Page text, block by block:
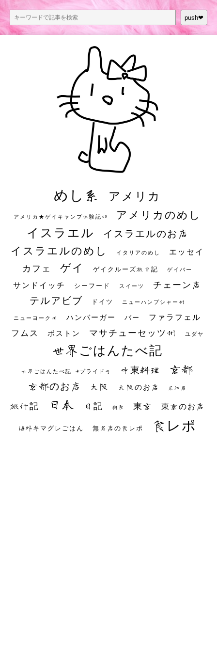
push❤︎
めし系 アメリカ
アメリカ★ゲイキャンプ体験記S3 アメリカのめし
イスラエル イスラエルのお店
イスラエルのめし イタリアのめし エッセイ
カフェ ゲイ ゲイクルーズ旅日記 ゲイバー
サンドイッチ シーフード スイーツ チェーン店
テルアビブ ドイツ ニューハンプシャー州
ニューヨーク州 ハンバーガー バー ファラフェル
フムス ボストン マサチューセッツ州 ユダヤ
世界ごはんたべ記
世界ごはんたべ記 #プライド号 中東料理 京都
京都のお店 大阪 大阪のお店 居酒屋
旅行記 日本 日記 朝食 東京 東京のお店
海外キマグレごはん 無名店の食レポ 食レポ